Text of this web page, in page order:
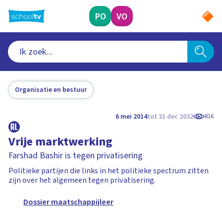
naar
hoofdinhoud
PO VO
Organisatie en bestuur
6 mei 2014tot 31 dec 2032 816
Vrije marktwerking
Farshad Bashir is tegen privatisering
Politieke partijen die links in het politieke spectrum zitten
zijn over het algemeen tegen privatisering.
Dossier maatschappijleer